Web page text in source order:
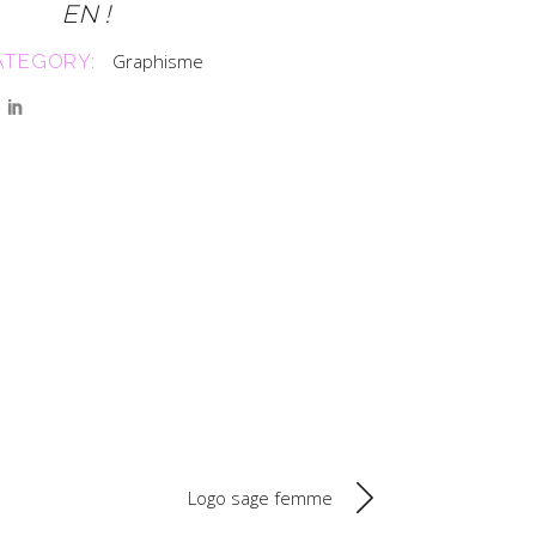
EN !
Graphisme
Logo sage femme